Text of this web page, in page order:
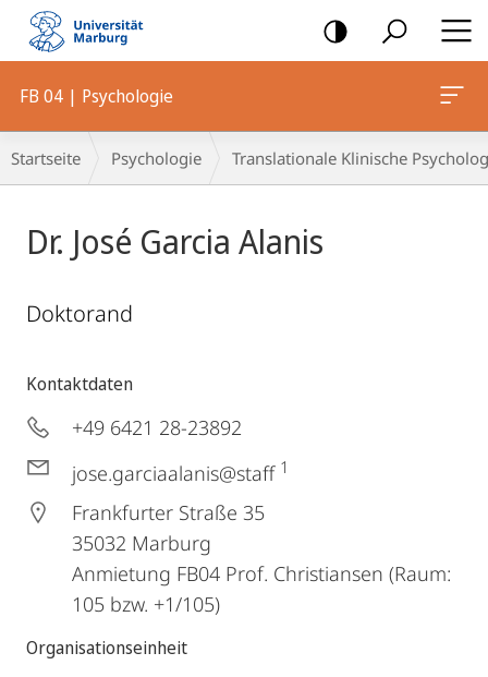
Mobile-
Navigation
FB 04 | Psychologie
Breadcrumb-
Navigation
Startseite Psychologie Translationale Klinische
Dr. José Garcia Alanis
Doktorand
Kontaktdaten
+49 6421 28-23892
jose.garciaalanis@staff 1
Frankfurter Straße 35
35032 Marburg
Anmietung FB04 Prof. Christiansen (Raum:
105 bzw. +1/105)
Organisationseinheit